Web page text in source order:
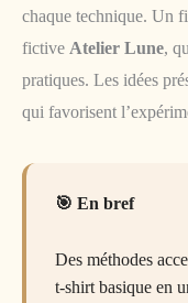
chaque technique. Un
fictive Atelier Lune,
pratiques. Les idées
qui favorisent
En bref
Des méthodes
t-shirt basique en